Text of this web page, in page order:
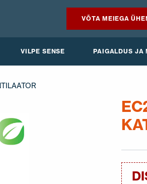
VÕTA MEIEGA
VILPE SENSE PAIGALDUS JA
AKTUAALNE